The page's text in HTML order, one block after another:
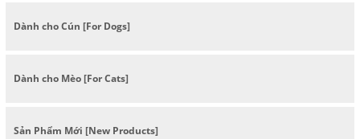
Dành cho Cún [For Dogs]
Dành cho Mèo [For Cats]
Sản Phẩm Mới [New Products]